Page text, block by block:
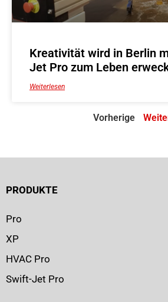
Kreativität wird in Berlin
Jet Pro zum Leben
Weiterlesen
Vorherige
PRODUKTE
Pro
XP
HVAC Pro
Swift-Jet Pro